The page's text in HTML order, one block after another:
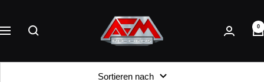
Inhalt
Navigation
AFM
Records
0
Sortieren nach